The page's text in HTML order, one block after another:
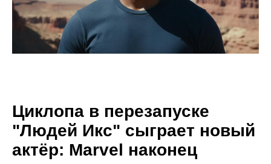
Циклопа в перезапуске
"Людей Икс" сыграет новый
актёр: Marvel наконец